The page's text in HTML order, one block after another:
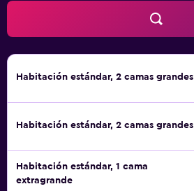
Habitación estándar, 2 camas grandes
Habitación estándar, 2 camas grandes
Habitación estándar, 1 cama
extragrande